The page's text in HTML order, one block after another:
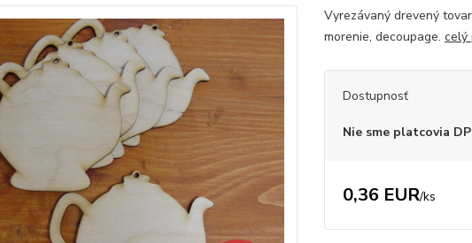
Vyrezávaný drevený
morenie, decoupage. celý
Dostupnosť
Nie sme platcovia
0,36 EUR/ks